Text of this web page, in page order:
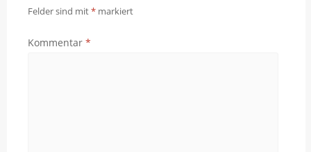
Felder sind mit* markiert
Kommentar *